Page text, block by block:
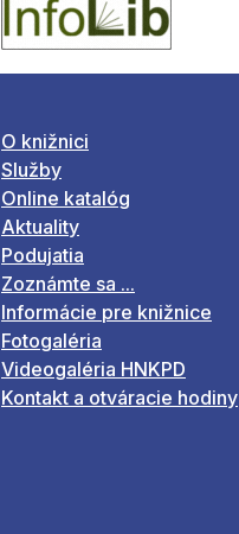
O knižnici
Služby
Online katalóg
Aktuality
Podujatia
Zoznámte sa ...
Informácie pre knižnice
Fotogaléria
Videogaléria HNKPD
Kontakt a otváracie hodiny